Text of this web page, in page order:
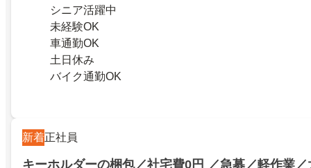
シニア活躍中
未経験OK
車通勤OK
土日休み
バイク通勤OK
新着正社員
キーホルダーの梱包／社宅費0円 ／急募／軽作業／